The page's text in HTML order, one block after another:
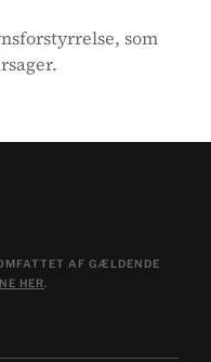
som
AF GÆLDENDE
HER.